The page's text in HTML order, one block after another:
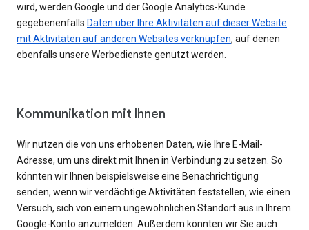
wird, werden Google und der Google Analytics-Kunde
gegebenenfalls Daten über Ihre Aktivitäten auf dieser Website
mit Aktivitäten auf anderen Websites verknüpfen, auf denen
ebenfalls unsere Werbedienste genutzt werden.
Kommunikation mit Ihnen
Wir nutzen die von uns erhobenen Daten, wie Ihre E-Mail-
Adresse, um uns direkt mit Ihnen in Verbindung zu setzen. So
könnten wir Ihnen beispielsweise eine Benachrichtigung
senden, wenn wir verdächtige Aktivitäten feststellen, wie einen
Versuch, sich von einem ungewöhnlichen Standort aus in Ihrem
Google-Konto anzumelden. Außerdem könnten wir Sie auch